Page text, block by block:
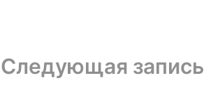
Следующая запись